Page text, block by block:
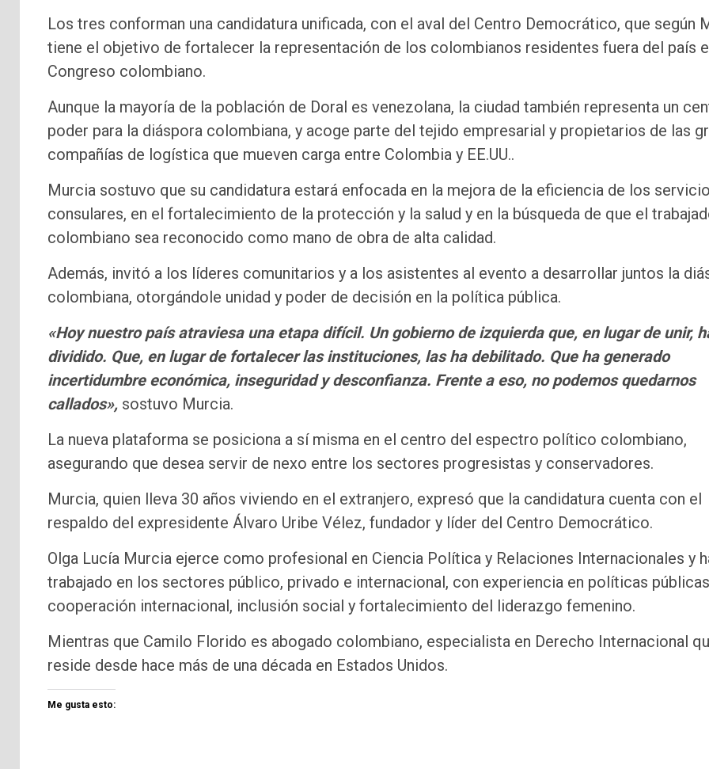
Los tres conforman una candidatura unificada, con el aval del Centro Democrático, que según
tiene el objetivo de fortalecer la representación de los colombianos residentes fuera del país
Congreso colombiano.
Aunque la mayoría de la población de Doral es venezolana, la ciudad también representa un
poder para la diáspora colombiana, y acoge parte del tejido empresarial y propietarios de las
compañías de logística que mueven carga entre Colombia y EE.UU..
Murcia sostuvo que su candidatura estará enfocada en la mejora de la eficiencia de los
consulares, en el fortalecimiento de la protección y la salud y en la búsqueda de que el
colombiano sea reconocido como mano de obra de alta calidad.
Además, invitó a los líderes comunitarios y a los asistentes al evento a desarrollar juntos la
colombiana, otorgándole unidad y poder de decisión en la política pública.
«Hoy nuestro país atraviesa una etapa difícil. Un gobierno de izquierda que, en lugar de unir,
dividido. Que, en lugar de fortalecer las instituciones, las ha debilitado. Que ha generado
incertidumbre económica, inseguridad y desconfianza. Frente a eso, no podemos quedarnos
callados», sostuvo Murcia.
La nueva plataforma se posiciona a sí misma en el centro del espectro político colombiano,
asegurando que desea servir de nexo entre los sectores progresistas y conservadores.
Murcia, quien lleva 30 años viviendo en el extranjero, expresó que la candidatura cuenta con el
respaldo del expresidente Álvaro Uribe Vélez, fundador y líder del Centro Democrático.
Olga Lucía Murcia ejerce como profesional en Ciencia Política y Relaciones Internacionales y
trabajado en los sectores público, privado e internacional, con experiencia en políticas
cooperación internacional, inclusión social y fortalecimiento del liderazgo femenino.
Mientras que Camilo Florido es abogado colombiano, especialista en Derecho Internacional
reside desde hace más de una década en Estados Unidos.
Me gusta esto: